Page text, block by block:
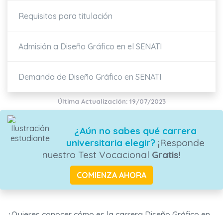
Requisitos para titulación
Admisión a Diseño Gráfico en el SENATI
Demanda de Diseño Gráfico en SENATI
Última Actualización: 19/07/2023
¿Aún no sabes qué carrera
universitaria elegir?¡Responde
nuestro Test Vocacional Gratis!
COMIENZA AHORA